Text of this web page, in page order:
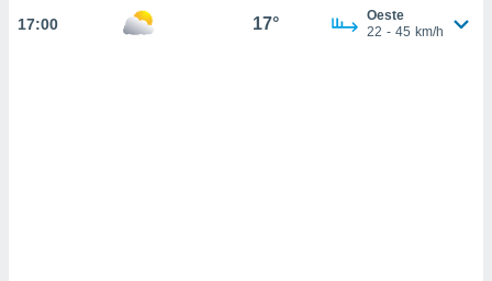
en
17:00 17°
Oeste
22 - 45 km/h